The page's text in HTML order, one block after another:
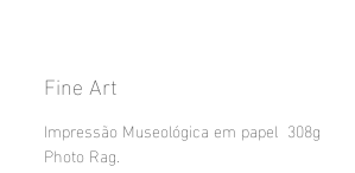
Fine Art
Impressão Museológica em papel 308g
Photo Rag.